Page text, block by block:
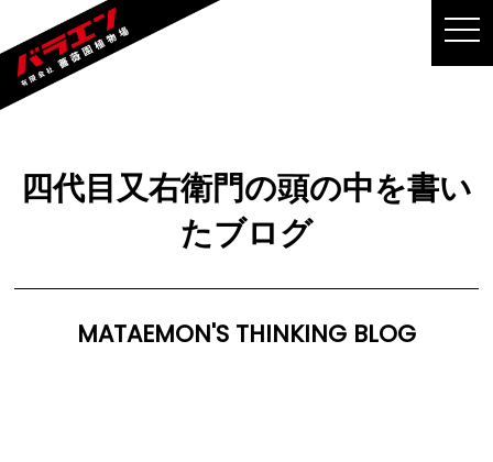
四代目又右衛門の頭の中を書い
たブログ
MATAEMON'S THINKING BLOG